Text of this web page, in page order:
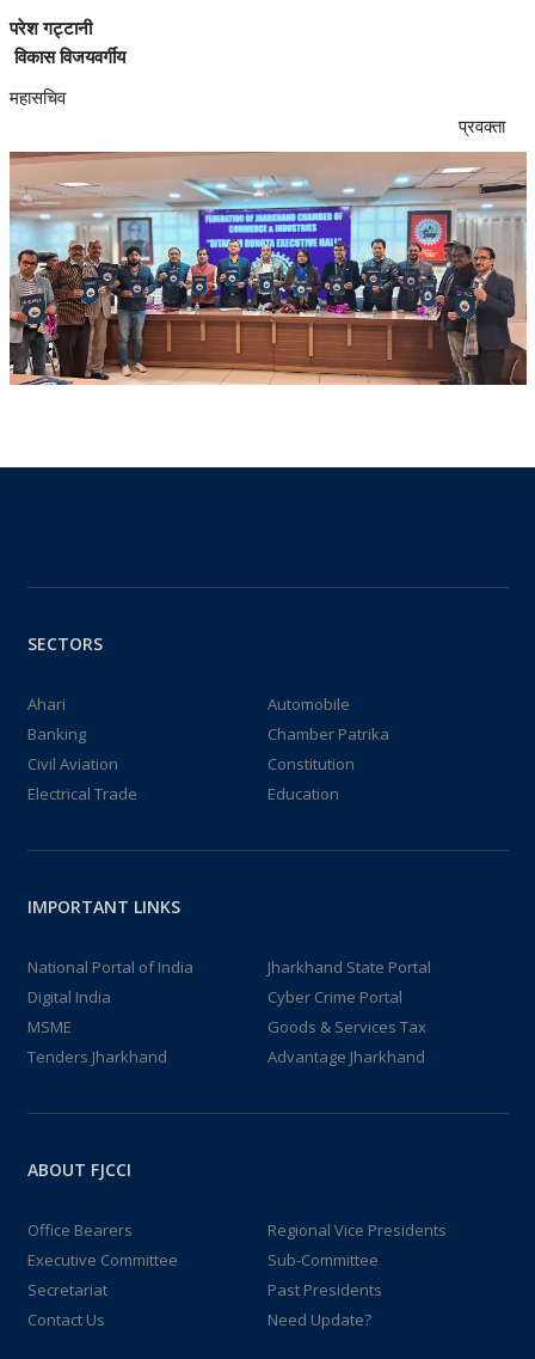
परेश गट्टानी
विकास विजयवर्गीय
महासचिव
प्रवक्ता
SECTORS
Ahari
Automobile
Banking
Chamber Patrika
Civil Aviation
Constitution
Electrical Trade
Education
IMPORTANT LINKS
National Portal of India
Jharkhand State Portal
Digital India
Cyber Crime Portal
MSME
Goods & Services Tax
Tenders Jharkhand
Advantage Jharkhand
ABOUT FJCCI
Office Bearers
Regional Vice Presidents
Executive Committee
Sub-Committee
Secretariat
Past Presidents
Contact Us
Need Update?